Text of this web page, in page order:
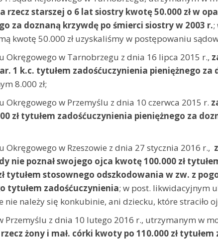
rzecz starszej o 6 lat siostry kwotę 50.000 zł w
za doznaną krzywdę po śmierci siostry w 2003 r.;
kwotę 50.000 zł uzyskaliśmy w postępowaniu
Okręgowego w Tarnobrzegu z dnia 16 lipca 2015 r.,
1 k.c. tytułem zadośćuczynienia pieniężnego
8.000 zł;
w Przemyślu z dnia 10 czerwca 2015 r.
zł tytułem zadośćuczynienia pieniężnego za
w Rzeszowie z dnia 27 stycznia 2016 r.,
nie poznał swojego ojca kwotę 100.000 zł
tytułem stosownego odszkodowania w zw. z
tytułem zadośćuczynienia; w post. likwidacyjnym
nie należy się konkubinie, ani dziecku, które straciło
Przemyślu z dnia 10 lutego 2016 r., utrzymanym w
żony i mał. córki kwoty po 110.000 zł